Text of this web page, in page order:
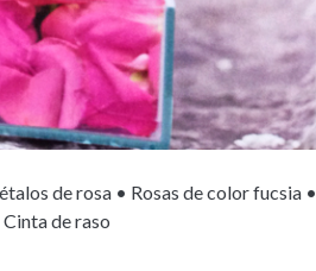
de rosa • Rosas de color fucsia •
de raso